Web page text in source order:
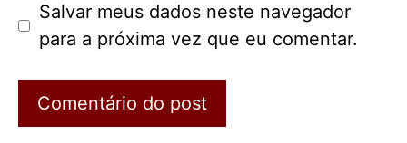
Salvar meus dados neste navegador
para a próxima vez que eu comentar.